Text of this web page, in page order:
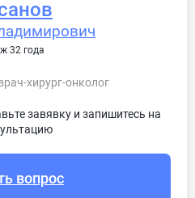
32 года
хирург-онколог
завявку и запишитесь на
вопрос